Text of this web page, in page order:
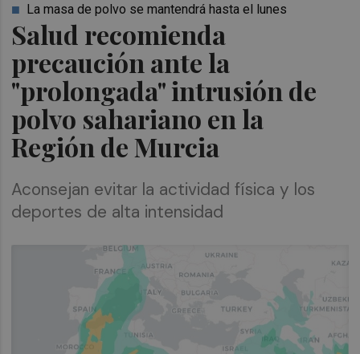
Salud recomienda
precaución ante la
"prolongada" intrusión de
polvo sahariano en la
Región de Murcia
La masa de polvo se mantendrá hasta el lunes
Aconsejan evitar la actividad física y los
deportes de alta intensidad